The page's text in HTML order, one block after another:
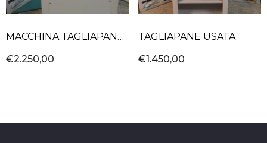
MACCHINA TAGLIAPANE
REVISIONATA SIBREAD 11
€2.250,00
TAGLIAPANE USATA
€1.450,00